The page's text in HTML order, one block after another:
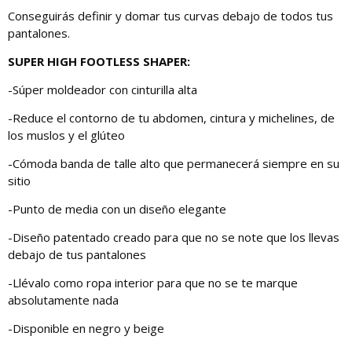
Conseguirás definir y domar tus curvas debajo de todos tus
pantalones.
SUPER HIGH FOOTLESS SHAPER:
-Súper moldeador con cinturilla alta
-Reduce el contorno de tu abdomen, cintura y michelines, de
los muslos y el glúteo
-Cómoda banda de talle alto que permanecerá siempre en su
sitio
-Punto de media con un diseño elegante
-Diseño patentado creado para que no se note que los llevas
debajo de tus pantalones
-Llévalo como ropa interior para que no se te marque
absolutamente nada
-Disponible en negro y beige